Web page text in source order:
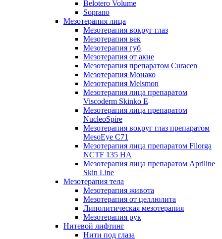
Belotero Volume
Soprano
Мезотерапия лица
Мезотерапия вокруг глаз
Мезотерапия век
Мезотерапия губ
Мезотерапия от акне
Мезотерапия препаратом Curacen
Мезотерапия Монако
Мезотерапия Melsmon
Мезотерапия лица препаратом
Viscoderm Skinko E
Мезотерапия лица препаратом
NucleoSpire
Мезотерапия вокруг глаз препаратом
MesoEye С71
Мезотерапия лица препаратом Filorga
NCTF 135 HA
Мезотерапия лица препаратом Apriline
Skin Line
Мезотерапия тела
Мезотерапия живота
Мезотерапия от целлюлита
Липолитическая мезотерапия
Мезотерапия рук
Нитевой лифтинг
Нити под глаза